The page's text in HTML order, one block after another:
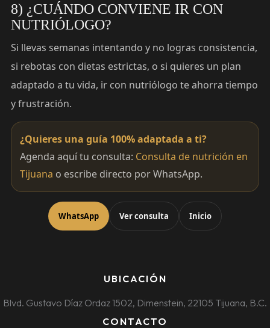
8) ¿CUÁNDO CONVIENE IR CON
NUTRIÓLOGO?
Si llevas semanas intentando y no logras consistencia,
si rebotas con dietas estrictas, o si quieres un plan
adaptado a tu vida, ir con nutriólogo te ahorra tiempo
y frustración.
¿Quieres una guía 100% adaptada a ti?
Agenda aquí tu consulta: Consulta de nutrición en
Tijuana o escribe directo por WhatsApp.
WhatsApp Ver consulta Inicio
UBICACIÓN
Blvd. Gustavo Díaz Ordaz 1502, Dimenstein, 22105 Tijuana, B.C.
CONTACTO